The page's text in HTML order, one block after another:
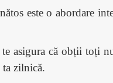
este o abordare
asigura că obții toți
ta zilnică.